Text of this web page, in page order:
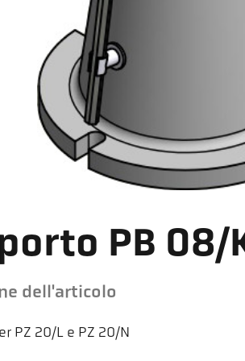
PB 08/
dell'articolo
PZ 20/L e PZ 20/N